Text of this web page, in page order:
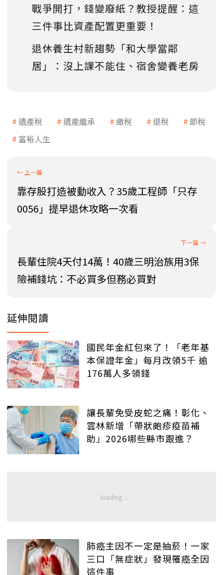
戰爭開打，錢變廢紙？教授提醒：這
三件事比資產配置更重要！
退休養生村新趨勢「和大學當鄰
居」：沒上課不能住、宿舍變養老房
遺產稅 遺產繼承 繳稅 退稅
節稅
富裕人生
靠存股打造被動收入？35歲工程師「只存
0056」提早退休攻略一次看
長輩住院4天付14萬！40歲三明治族用3保
險補錢坑：不必買多但務必買對
延伸閱讀
國民年金紅包來了！「老年基
本保證年金」每月改領5千 逾
176萬人多領錢
讓長輩免受皮蛇之痛！彰化、
雲林新增「帶狀皰疹疫苗補
助」2026哪些縣市跟進？
肺癌主因不一定是抽菸！一家
三口「無症狀」發現罹癌全因
這件事